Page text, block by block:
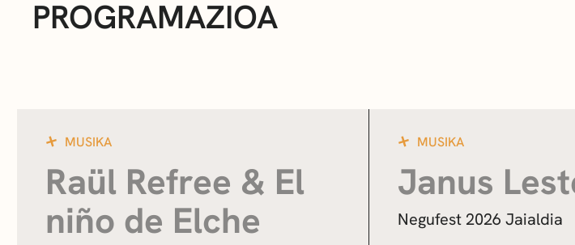
PROGRAMAZIOA
MUSIKA
Raül Refree & El
niño de Elche
MUSIKA
Janus
Negufest 2026 Jaialdia